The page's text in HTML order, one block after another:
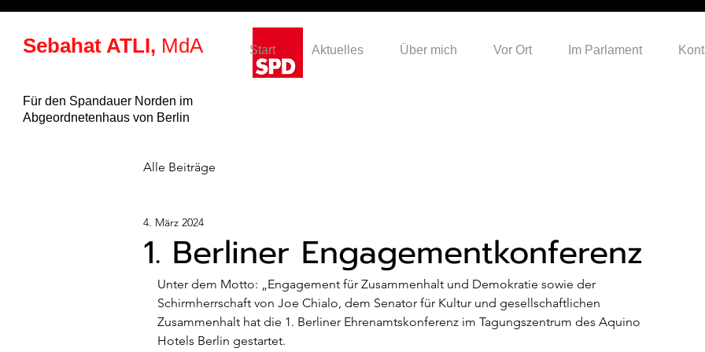
Sebahat ATLI, MdA
Für den Spandauer Norden im
Abgeordnetenhaus von Berlin
Start Aktuelles Über mich Vor Ort Im Parlament
Alle Beiträge
1. Berliner Engagementkonferenz
4. März 2024
Unter dem Motto: „Engagement für Zusammenhalt und Demokratie sowie der
Schirmherrschaft von Joe Chialo, dem Senator für Kultur und gesellschaftlichen
Zusammenhalt hat die 1. Berliner Ehrenamtskonferenz im Tagungszentrum des Aquino
Hotels Berlin gestartet.